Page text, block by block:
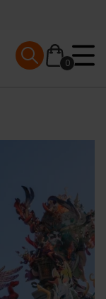
0
Mobile menu